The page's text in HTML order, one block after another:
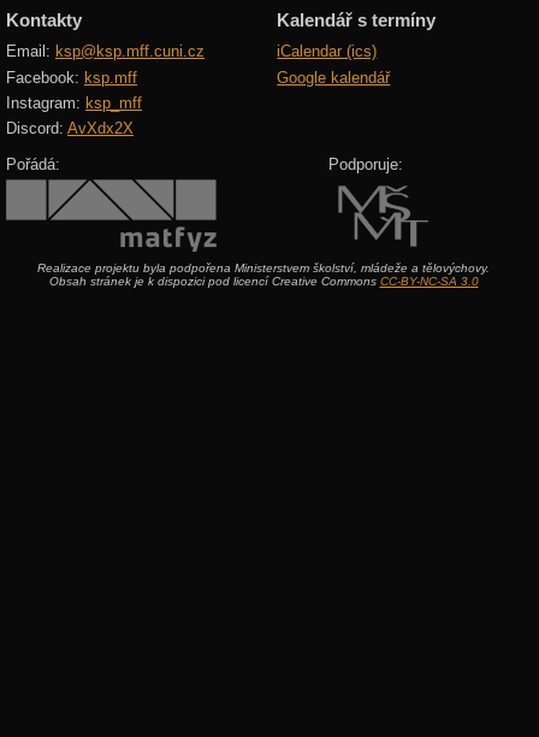
Kontakty
Email: ksp@ksp.mff.cuni.cz
Facebook: ksp.mff
Instagram: ksp_mff
Discord: AvXdx2X
Kalendář s termíny
iCalendar (ics)
Google kalendář
Pořádá: Podporuje:
Realizace projektu byla podpořena Ministerstvem školství, mládeže a tělovýchovy.
Obsah stránek je k dispozici pod licencí Creative Commons CC-BY-NC-SA 3.0